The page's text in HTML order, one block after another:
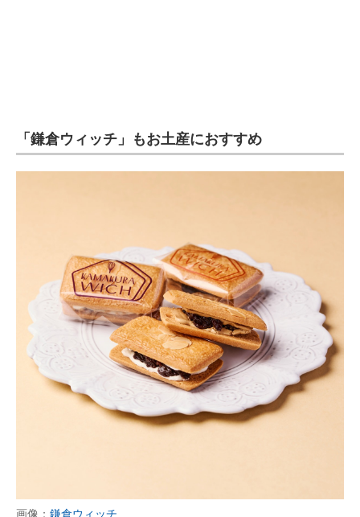
「鎌倉ウィッチ」もお土産におすすめ
画像： 鎌倉ウィッチ